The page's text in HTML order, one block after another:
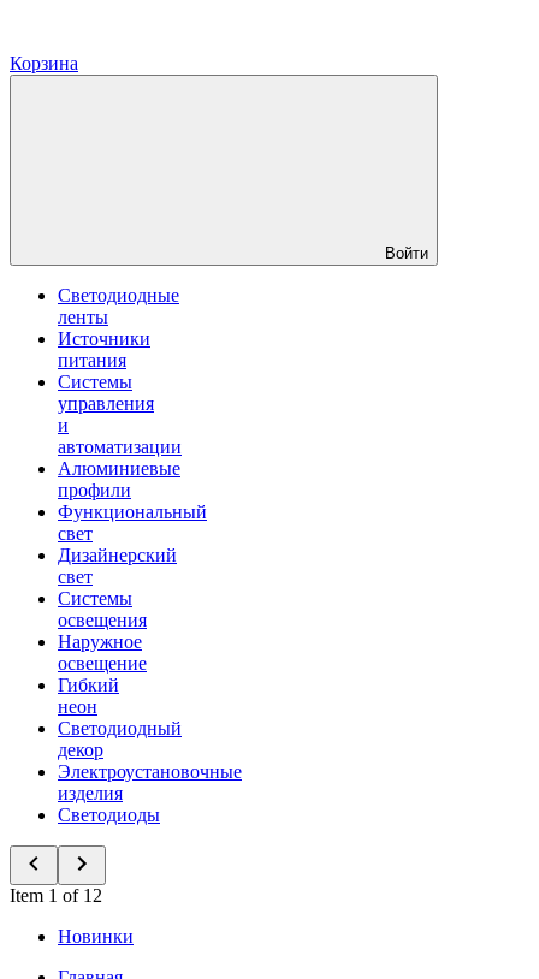
Корзина
Войти
Светодиодные
ленты
Источники
питания
Системы
управления
и
автоматизации
Алюминиевые
профили
Функциональный
свет
Дизайнерский
свет
Системы
освещения
Наружное
освещение
Гибкий
неон
Светодиодный
декор
Электроустановочные
изделия
Светодиоды
Item 1 of 12
Новинки